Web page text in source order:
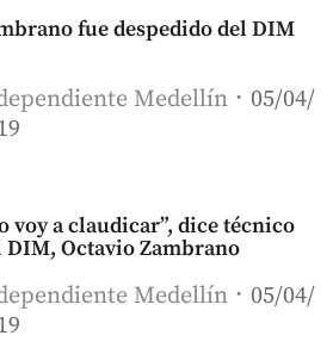
fue despedido del DIM
Medellín
05/04/
voy a claudicar”, dice técnico
DIM, Octavio Zambrano
Medellín
05/04/